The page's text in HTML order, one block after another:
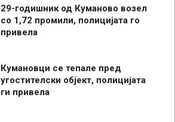
29-годишник од Куманово возел
со 1,72 промили, полицијата го
привела
Кумановци се тепале пред
угостителски објект, полицијата
ги привела